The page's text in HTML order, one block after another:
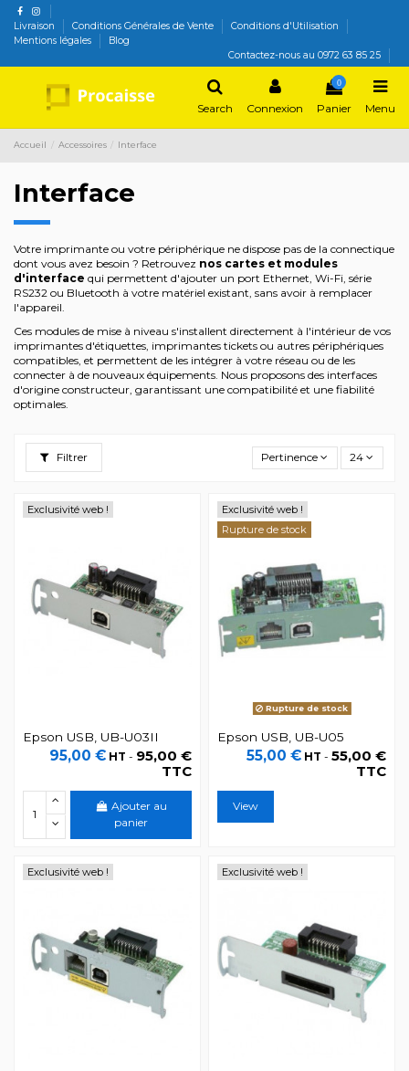
Livraison Conditions Générales de Vente
Conditions d'Utilisation
Mentions légales
Blog
Contactez-nous au 0972 63 85 25
Search Connexion
0
Panier Menu
Accueil Accessoires Interface
Interface
Votre imprimante ou votre périphérique ne dispose pas de la connectique
dont vous avez besoin ? Retrouvez nos cartes et modules
d'interface qui permettent d'ajouter un port Ethernet, Wi-Fi, série
RS232 ou Bluetooth à votre matériel existant, sans avoir à remplacer
l'appareil.
Ces modules de mise à niveau s'installent directement à l'intérieur de vos
imprimantes d'étiquettes, imprimantes tickets ou autres périphériques
compatibles, et permettent de les intégrer à votre réseau ou de les
connecter à de nouveaux équipements. Nous proposons des interfaces
d'origine constructeur, garantissant une compatibilité et une fiabilité
optimales.
Filtrer Pertinence 24
Exclusivité web !
Epson USB, UB-U03II
95,00 € HT - 95,00 €
TTC
Ajouter au
panier
Exclusivité web !
Rupture de stock
Rupture de stock
Epson USB, UB-U05
55,00 € HT -55,00 €
TTC
View
Exclusivité web ! Exclusivité web !